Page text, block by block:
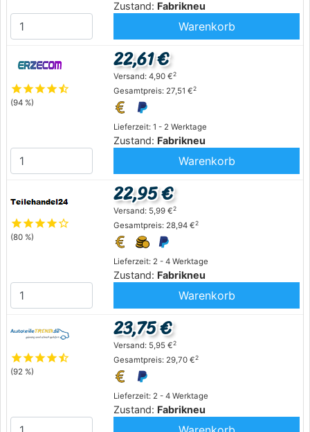
Zustand: Fabrikneu
Warenkorb
starstarstarstarstar_half
(94 %)
Lieferzeit: 1 - 2 Werktage
Zustand: Fabrikneu
22,61 €
Versand: 4,90 €2
Gesamtpreis: 27,51 €2
Warenkorb
starstarstarstarstar_outline
(80 %)
Lieferzeit: 2 - 4 Werktage
Zustand: Fabrikneu
22,95 €
Versand: 5,99 €2
Gesamtpreis: 28,94 €2
Warenkorb
starstarstarstarstar_half
(92 %)
Lieferzeit: 2 - 4 Werktage
Zustand: Fabrikneu
23,75 €
Versand: 5,95 €2
Gesamtpreis: 29,70 €2